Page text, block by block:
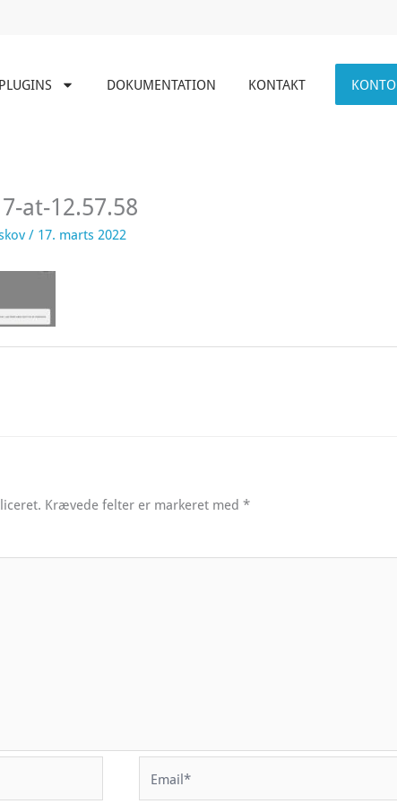
PLUGINS DOKUMENTATION KONTAKT KONTO
at-12.57.58
/ 17. marts 2022
Krævede felter er markeret med *